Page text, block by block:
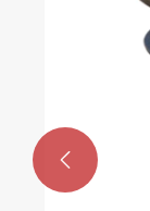
